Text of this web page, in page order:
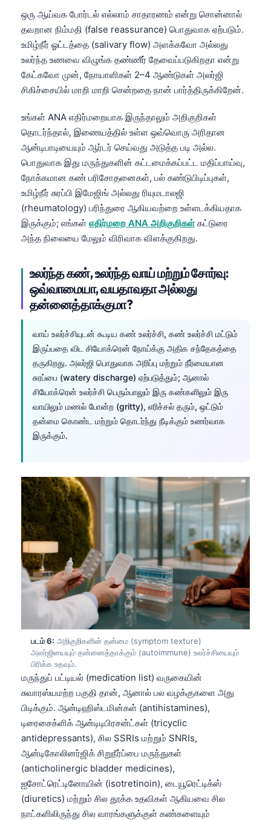
ஒரு ஆய்வக போர்டல் எல்லாம் சாதாரணம் என்று சொன்னால்
தவறான நிம்மதி (false reassurance) பொதுவாக ஏற்படும்.
உமிழ்நீர் ஓட்டத்தை (salivary flow) அளக்கவோ அல்லது
உலர்ந்த உணவை விழுங்க தண்ணீர் தேவைப்படுகிறதா என்று
கேட்கவோ முன், நோயாளிகள் 2–4 ஆண்டுகள் அலர்ஜி
சிகிச்சையில் மாறி மாறி சென்றதை நான் பார்த்திருக்கிறேன்.
உங்கள் ANA எதிர்மறையாக இருந்தாலும் அறிகுறிகள்
தொடர்ந்தால், இணையத்தில் உள்ள ஒவ்வொரு அரிதான
ஆன்டிபாடியையும் ஆர்டர் செய்வது அடுத்த படி அல்ல.
பொதுவாக இது மருந்துகளின் கட்டமைக்கப்பட்ட மதிப்பாய்வு,
நோக்கமான கண் பரிசோதனைகள், பல் கண்டுபிடிப்புகள்,
உமிழ்நீர் சுரப்பி இமேஜிங் அல்லது ரியுமடாலஜி
(rheumatology) பரிந்துரை ஆகியவற்றை உள்ளடக்கியதாக
இருக்கும்; எங்கள் எதிர்மறை ANA அறிகுறிகள்கட்டுரை
அந்த நிலையை மேலும் விரிவாக விளக்குகிறது.
உலர்ந்த கண், உலர்ந்த வாய் மற்றும் சோர்வு:
ஒவ்வாமையா, வயதாவதா அல்லது
தன்னைத்தாக்குமா?
வாய் உலர்ச்சியுடன் கூடிய கண் உலர்ச்சி, கண் உலர்ச்சி மட்டும்
இருப்பதை விட சியோக்ரென் நோய்க்கு அதிக சந்தேகத்தை
தருகிறது. அலர்ஜி பொதுவாக அரிப்பு மற்றும் நீர்மையான
சுரப்பை (watery discharge) ஏற்படுத்தும்; ஆனால்
சியோக்ரென் உலர்ச்சி பெரும்பாலும் இரு கண்களிலும் இரு
வாயிலும் மணல் போன்ற (gritty), எரிச்சல் தரும், ஒட்டும்
தன்மை கொண்ட மற்றும் தொடர்ந்து நீடிக்கும் உணர்வாக
இருக்கும்.
படம் 6: அறிகுறிகளின் தன்மை (symptom texture)
அலர்ஜியையும் தன்னைத்தாக்கும் (autoimmune) உலர்ச்சியையும்
பிரிக்க உதவும்.
மருந்துப் பட்டியல் (medication list) வருகையின்
சுவாரஸ்யமற்ற பகுதி தான், ஆனால் பல வழக்குகளை அது
பிடிக்கும். ஆன்டிஹிஸ்டமின்கள் (antihistamines),
டிரைசைக்ளிக் ஆன்டிடிபிரசன்ட்கள் (tricyclic
antidepressants), சில SSRIs மற்றும் SNRIs,
ஆன்டிகோலினர்ஜிக் சிறுநீர்ப்பை மருந்துகள்
(anticholinergic bladder medicines),
ஐசோட்ரெட்டினோயின் (isotretinoin), டையூரெட்டிக்ஸ்
(diuretics) மற்றும் சில தூக்க உதவிகள் ஆகியவை சில
நாட்களிலிருந்து சில வாரங்களுக்குள் கண்களையும்
한국어
Slovenščina
Magyar
Shqip
বাংলা
اردو
मराठी
తెలుగు
ગુજરાતી
ಕನ್ನಡ
മലയാളം
Bahasa Melayu
Tiếng Việt
Tagalog
ไทย
ဗမာစာ
ភាសាខ្មែរ
Українська
O‘zbekcha
Català
Қазақ тілі
Suomi
Hrvatski
Slovenčina
كوردی‎
پښتو
සිංහල
অসমীয়া
Galego
Latviešu valoda
Македонски јазик
Euskara
Occitan
العربية المغربية
Afrikaans
Монгол
ພາສາລາວ